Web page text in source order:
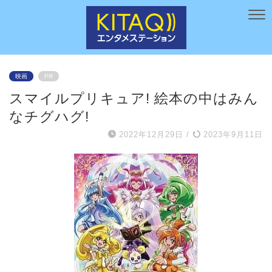
映画 PR
スマイルプリキュア! 絵本の中はみん
なチグハグ!
2022年12月29日 / 2023年9月11日